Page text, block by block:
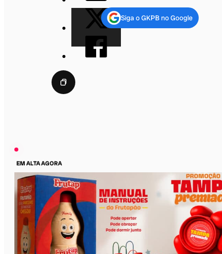
Siga o GKPB no Google
EM ALTA AGORA